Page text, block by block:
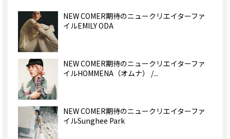
NEW COMER期待のニュークリエイターファ
イルEMILY ODA
NEW COMER期待のニュークリエイターファ
イルHOMMENA（オムナ） /...
NEW COMER期待のニュークリエイターファ
イルSunghee Park